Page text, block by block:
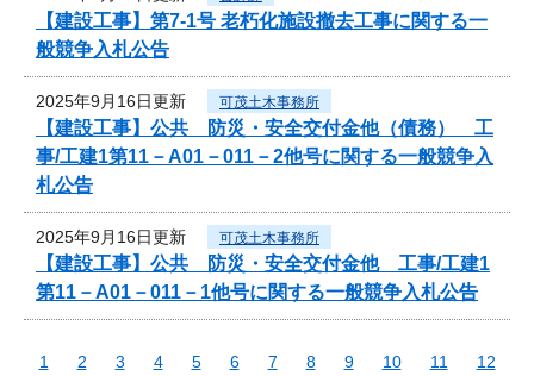
【建設工事】第7-1号 老朽化施設撤去工事に関する一
般競争入札公告
2025年9月16日更新 可茂土木事務所
【建設工事】公共 防災・安全交付金他（債務） 工
事/工建1第11－A01－011－2他号に関する一般競争入
札公告
2025年9月16日更新 可茂土木事務所
【建設工事】公共 防災・安全交付金他 工事/工建1
第11－A01－011－1他号に関する一般競争入札公告
1 2 3 4 5 6 7 8 9 10 11
12